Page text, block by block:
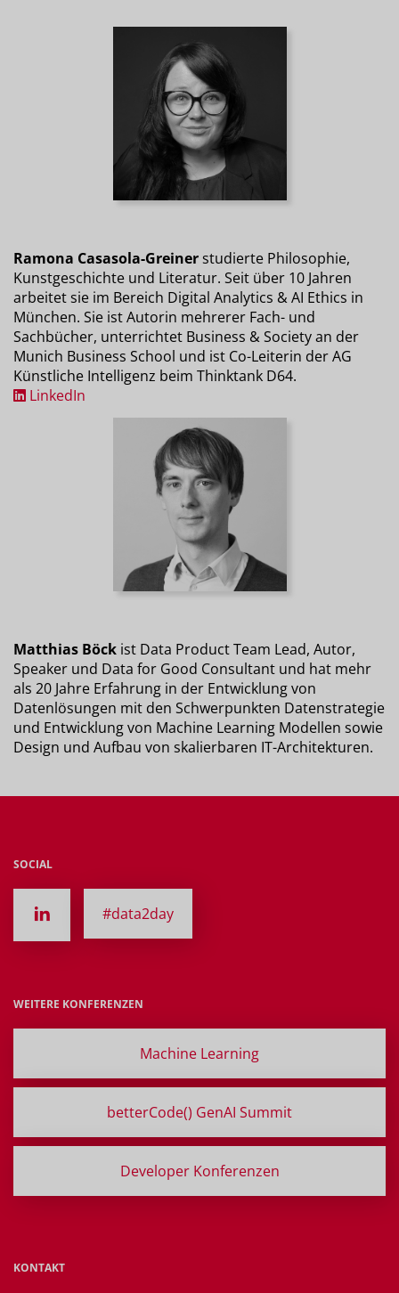
Ramona Casasola-Greinerstudierte Philosophie,
Kunstgeschichte und Literatur. Seit über 10 Jahren
arbeitet sie im Bereich Digital Analytics & AI Ethics in
München. Sie ist Autorin mehrerer Fach- und
Sachbücher, unterrichtet Business & Society an der
Munich Business School und ist Co-Leiterin der AG
Künstliche Intelligenz beim Thinktank D64.
LinkedIn
Matthias Böck ist Data Product Team Lead, Autor,
Speaker und Data for Good Consultant und hat mehr
als 20 Jahre Erfahrung in der Entwicklung von
Datenlösungen mit den Schwerpunkten Datenstrategie
und Entwicklung von Machine Learning Modellen sowie
Design und Aufbau von skalierbaren IT-Architekturen.
SOCIAL
#data2day
WEITERE KONFERENZEN
Machine Learning
betterCode() GenAI Summit
Developer Konferenzen
KONTAKT